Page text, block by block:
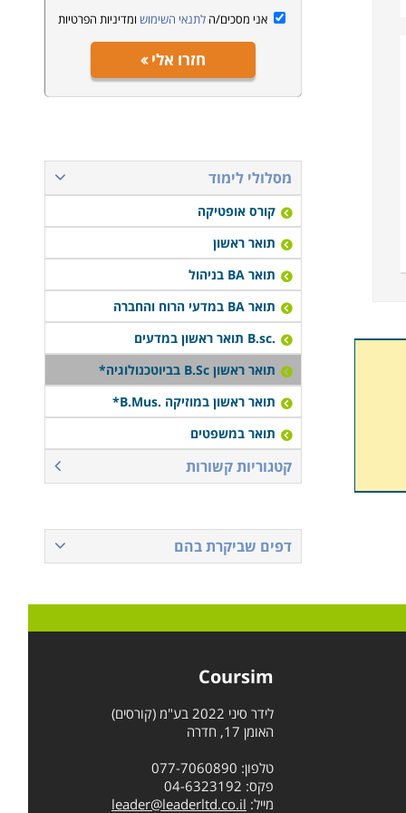
אני מסכים/הלתנאי השימוש ומדיניות הפרטיות
חזרו אלי
מסלולי לימוד
קורס אופטיקה
תואר ראשון
תואר BA בניהול
תואר BA במדעי הרוח והחברה
.B.sc תואר ראשון במדעים
תואר ראשון B.Sc בביוטכנולוגיה*
תואר ראשון במוזיקה .B.Mus*
תואר במשפטים
קטגוריות קשורות
דפים שביקרת בהם
Coursim
לידר סיני 2022 בע"מ (קורסים)
האומן 17, חדרה
טלפון: 077-7060890
פקס: 04-6323192
מייל: leader@leaderltd.co.il